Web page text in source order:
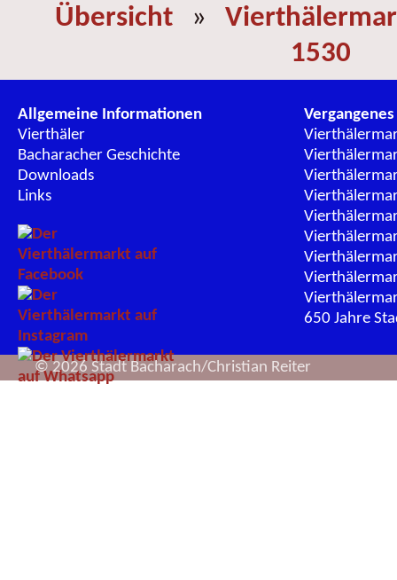
Übersicht »
1530
Allgemeine Informationen
Vierthäler
Bacharacher Geschichte
Downloads
Links
Vergangenes
650 Jahre
© 2026 Stadt Bacharach/Christian Reiter